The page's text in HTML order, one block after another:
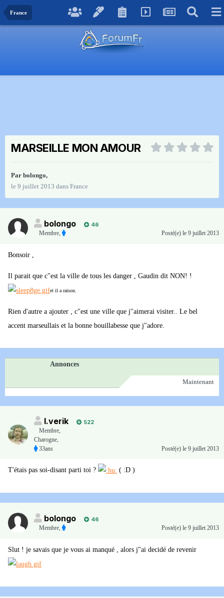
France
MARSEILLE MON AMOUR
Par bolongo,
le 9 juillet 2013 dans France
bolongo
46
Membre, Posté(e) le 9 juillet 2013
Bonsoir ,
Il parait que c"est la ville de tous les danger , Gaudin dit NON! !
et il a raison.
Rien d'autre a ajouter , c"est une ville que j"aimerai visiter.. Le bel
accent marseullais et la bonne bouillabesse que j"adore.
Annonces
Maintenant
I.verik
522
Membre,
Charogne,
33ans
Posté(e) le 9 juillet 2013
T'étais pas soi-disant parti toi ? ( :D )
bolongo
46
Membre, Posté(e) le 9 juillet 2013
Slut ! je savais que je vous ai manqué , alors j"ai decidé de revenir